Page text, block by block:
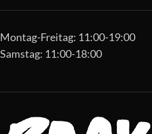
Montag-Freitag: 11:00-19:00
Samstag: 11:00-18:00